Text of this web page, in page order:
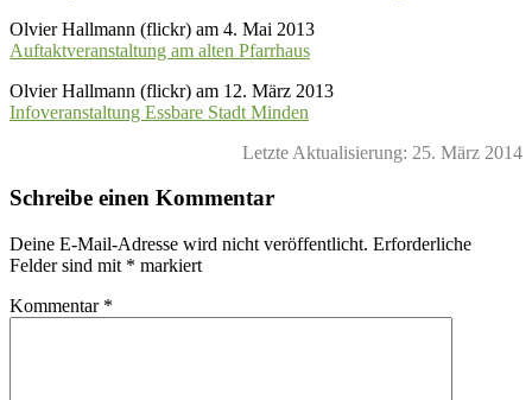
Olvier Hallmann (flickr) am 4. Mai 2013
Auftaktveranstaltung am alten Pfarrhaus
Olvier Hallmann (flickr) am 12. März 2013
Infoveranstaltung Essbare Stadt Minden
Letzte Aktualisierung: 25. März 2014
Schreibe einen Kommentar
Deine E-Mail-Adresse wird nicht veröffentlicht. Erforderliche
Felder sind mit * markiert
Kommentar *